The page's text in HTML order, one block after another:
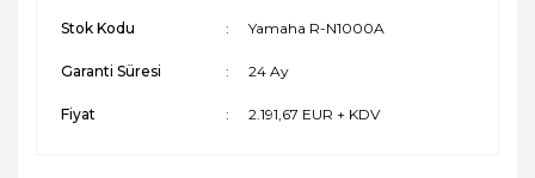
Stok Kodu Yamaha R-N1000A
Garanti Süresi 24 Ay
Fiyat 2.191,67 EUR + KDV